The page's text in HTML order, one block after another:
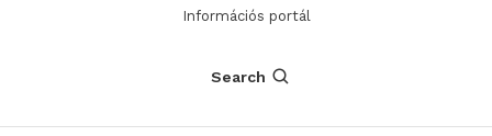
Információs portál
Search